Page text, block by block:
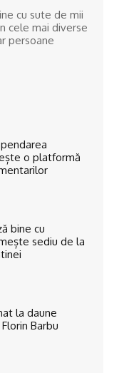
cu sute de mii
cele mai diverse
persoane
o platformă
bine cu
sediu de la
la daune
Barbu